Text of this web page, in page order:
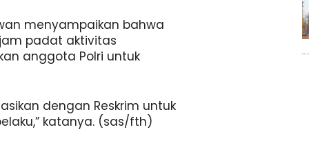
menyampaikan bahwa
padat aktivitas
anggota Polri untuk
dengan Reskrim untuk
katanya. (sas/fth)